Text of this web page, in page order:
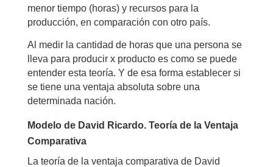
menor tiempo (horas) y recursos para la
producción, en comparación con otro país.
Al medir la cantidad de horas que una persona se
lleva para producir x producto es como se puede
entender esta teoría. Y de esa forma establecer si
se tiene una ventaja absoluta sobre una
determinada nación.
Modelo de David Ricardo. Teoría de la Ventaja
Comparativa
La teoría de la ventaja comparativa de David